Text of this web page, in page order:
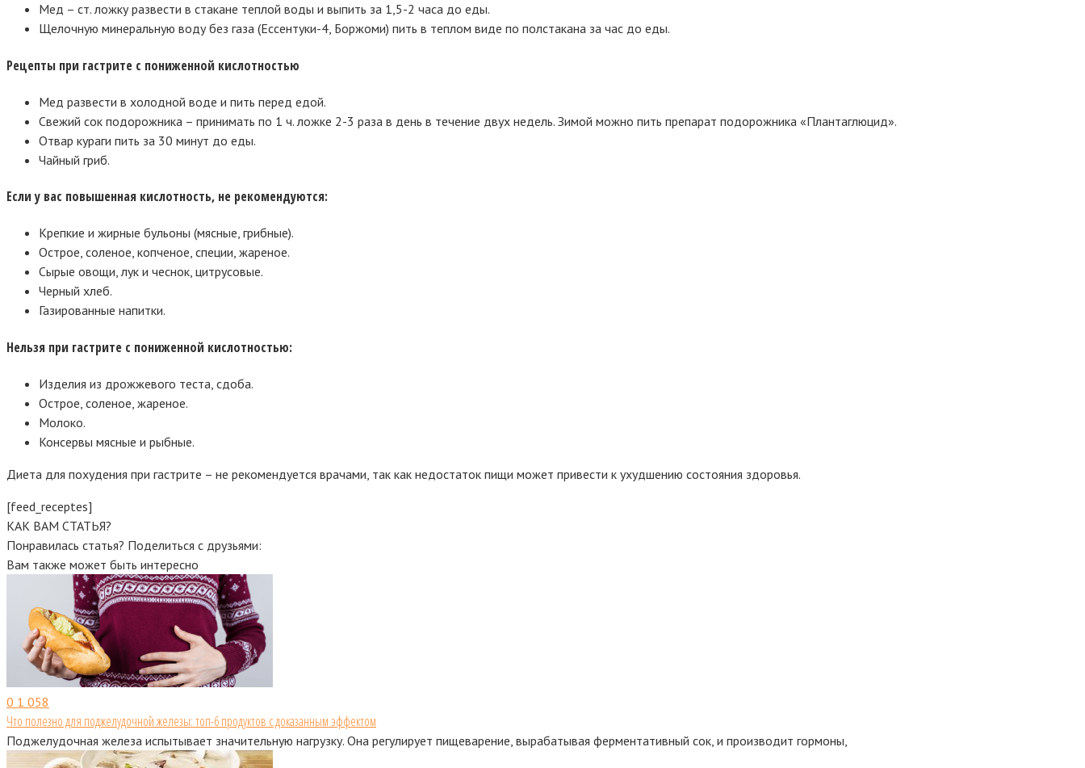
Мед – ст. ложку развести в стакане теплой воды и выпить за 1,5-2 часа до еды.
Щелочную минеральную воду без газа (Ессентуки-4, Боржоми) пить в теплом виде по полстакана за час до еды.
Рецепты при гастрите с пониженной кислотностью
Мед развести в холодной воде и пить перед едой.
Свежий сок подорожника – принимать по 1 ч. ложке 2-3 раза в день в течение двух недель. Зимой можно пить препарат подорожника «Плантаглюцид».
Отвар кураги пить за 30 минут до еды.
Чайный гриб.
Если у вас повышенная кислотность, не рекомендуются:
Крепкие и жирные бульоны (мясные, грибные).
Острое, соленое, копченое, специи, жареное.
Сырые овощи, лук и чеснок, цитрусовые.
Черный хлеб.
Газированные напитки.
Нельзя при гастрите с пониженной кислотностью:
Изделия из дрожжевого теста, сдоба.
Острое, соленое, жареное.
Молоко.
Консервы мясные и рыбные.
Диета для похудения при гастрите – не рекомендуется врачами, так как недостаток пищи может привести к ухудшению состояния здоровья.
[feed_receptes]
КАК ВАМ СТАТЬЯ?
Понравилась статья? Поделиться с друзьями:
Вам также может быть интересно
0 1 058
Что полезно для поджелудочной железы: топ-6 продуктов с доказанным эффектом
Поджелудочная железа испытывает значительную нагрузку. Она регулирует пищеварение, вырабатывая ферментативный сок, и производит гормоны,